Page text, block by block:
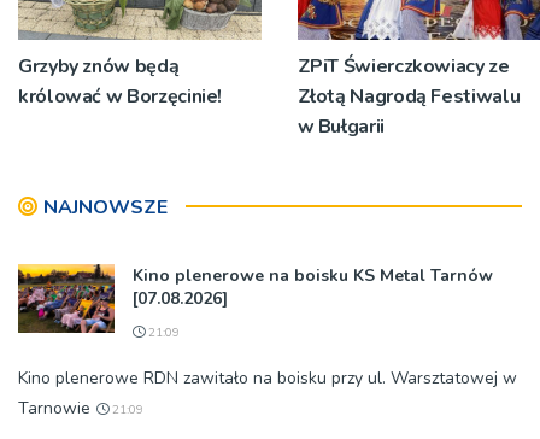
Grzyby znów będą
królować w Borzęcinie!
ZPiT Świerczkowiacy ze
Złotą Nagrodą Festiwalu
w Bułgarii
NAJNOWSZE
Kino plenerowe na boisku KS Metal Tarnów
[07.08.2026]
21:09
Kino plenerowe RDN zawitało na boisku przy ul. Warsztatowej w
Tarnowie
21:09